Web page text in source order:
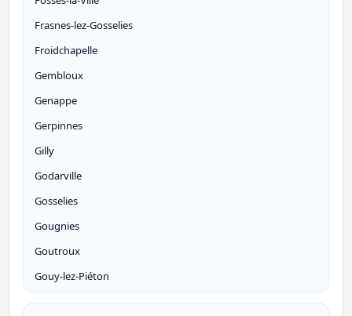
Frasnes-lez-Gosselies
Froidchapelle
Gembloux
Genappe
Gerpinnes
Gilly
Godarville
Gosselies
Gougnies
Goutroux
Gouy-lez-Piéton